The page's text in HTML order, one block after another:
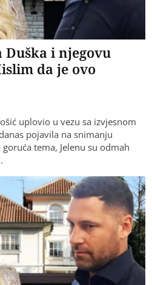
i njegovu
da je ovo
uplovio u vezu sa izvjesnom
pojavila na snimanju
tema, Jelenu su odmah